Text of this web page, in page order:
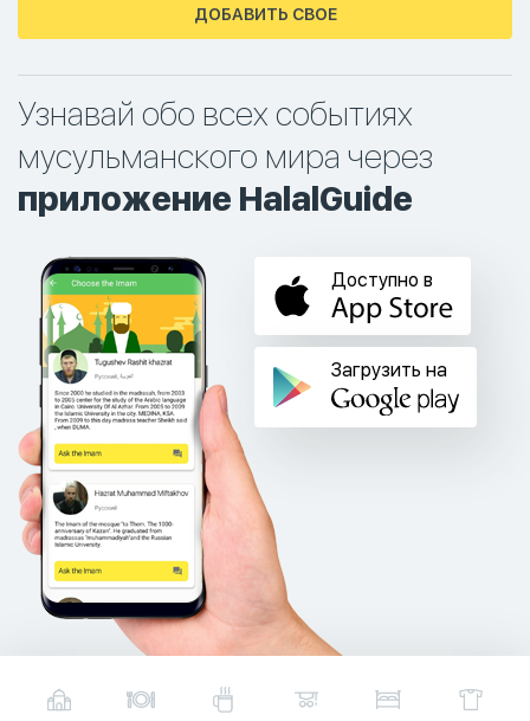
ДОБАВИТЬ СВОЕ
Узнавай обо всех событиях
мусульманского мира через
приложение HalalGuide
Доступно в
Загрузить на